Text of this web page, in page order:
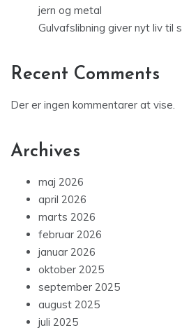
jern og metal
Gulvafslibning giver nyt liv til
Recent Comments
Der er ingen kommentarer at vise.
Archives
maj 2026
april 2026
marts 2026
februar 2026
januar 2026
oktober 2025
september 2025
august 2025
juli 2025